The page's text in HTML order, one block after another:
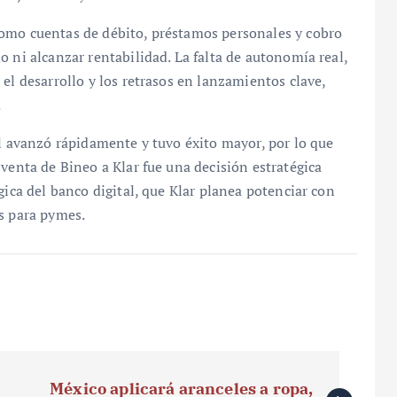
cuentas de débito, préstamos personales y cobro
ni alcanzar rentabilidad. La falta de autonomía real,
desarrollo y los retrasos en lanzamientos clave,
rápidamente y tuvo éxito mayor, por lo que
de Bineo a Klar fue una decisión estratégica
del banco digital, que Klar planea potenciar con
para pymes.
México aplicará aranceles a ropa,